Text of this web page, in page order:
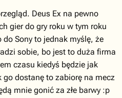
Deus Ex na pewno
gier do gry roku w tym roku
do Sony to jednak myślę, że
sobie, bo jest to duża firma
czasu kiedyś będzie jak
dostanę to zabiorę na mecz
mnie gonić za złe barwy :p